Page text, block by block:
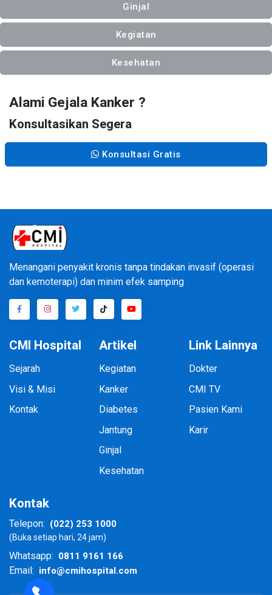
Ginjal
Kegiatan
Kesehatan
Alami Gejala Kanker ?
Konsultasikan Segera
Konsultasi Gratis
Menangani penyakit kronis tanpa tindakan invasif (operasi
dan kemoterapi) dan minim efek samping
CMI Hospital
Sejarah
Visi & Misi
Kontak
Artikel
Kegiatan
Kanker
Diabetes
Jantung
Ginjal
Kesehatan
Link Lainnya
Dokter
CMI TV
Pasien Kami
Karir
Kontak
Telepon: (022) 253 1000
(Buka setiap hari, 24 jam)
Whatsapp: 0811 9161 166
Email: info@cmihospital.com